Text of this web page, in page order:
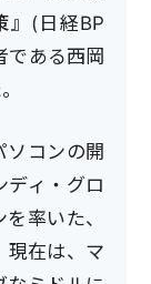
(日経BP
である西岡
ソコンの開
ディ・グロ
率いた、
現在は、マ